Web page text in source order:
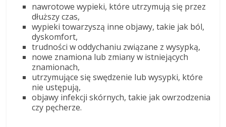
nawrotowe wypieki, które utrzymują się przez
dłuższy czas,
wypieki towarzyszą inne objawy, takie jak ból,
dyskomfort,
trudności w oddychaniu związane z wysypką,
nowe znamiona lub zmiany w istniejących
znamionach,
utrzymujące się swędzenie lub wysypki, które
nie ustępują,
objawy infekcji skórnych, takie jak owrzodzenia
czy pęcherze.